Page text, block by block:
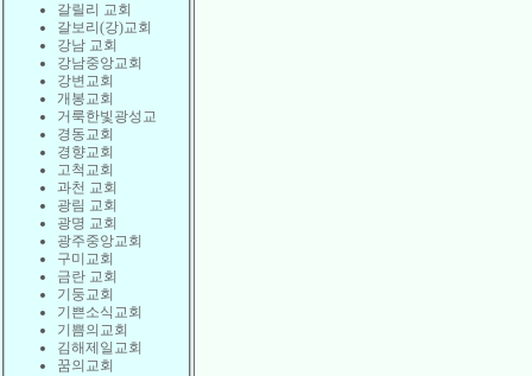
갈릴리 교회
갈보리(강)교회
강남 교회
강남중앙교회
강변교회
개봉교회
거룩한빛광성교
경동교회
경향교회
고척교회
과천 교회
광림 교회
광명 교회
광주중앙교회
구미교회
금란 교회
기둥교회
기쁜소식교회
기쁨의교회
김해제일교회
꿈의교회